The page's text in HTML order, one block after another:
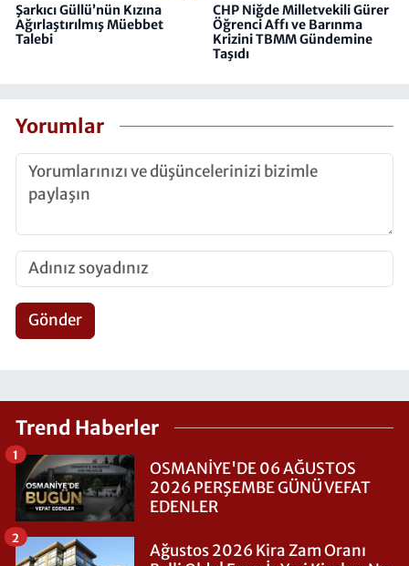
Şarkıcı Güllü’nün Kızına
Ağırlaştırılmış Müebbet
Talebi
CHP Niğde Milletvekili Gürer
Öğrenci Affı ve Barınma
Krizini TBMM Gündemine
Taşıdı
Yorumlar
Gönder
Trend Haberler
OSMANİYE'DE 06 AĞUSTOS
2026 PERŞEMBE GÜNÜ VEFAT
EDENLER
1
Ağustos 2026 Kira Zam Oranı
2